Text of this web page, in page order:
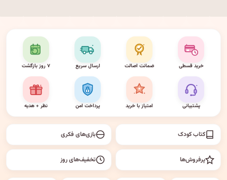
خرید قسطی ضمانت اصالت ارسال سریع ۷ روز بازگشت
پشتیبانی امتیاز با خرید پرداخت امن نظر + هدیه
کتاب کودک بازی‌های فکری
پرفروش‌ها تخفیف‌های روز